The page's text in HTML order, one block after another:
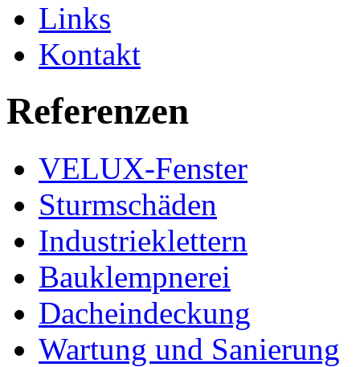
Links
Kontakt
Referenzen
VELUX-Fenster
Sturmschäden
Industrieklettern
Bauklempnerei
Dacheindeckung
Wartung und Sanierung